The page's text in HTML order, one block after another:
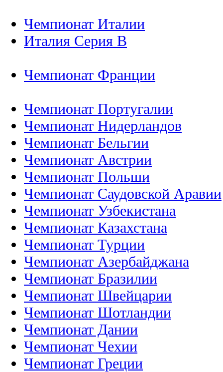
Чемпионат Италии
Италия Серия B
Чемпионат Франции
Чемпионат Португалии
Чемпионат Нидерландов
Чемпионат Бельгии
Чемпионат Австрии
Чемпионат Польши
Чемпионат Саудовской Аравии
Чемпионат Узбекистана
Чемпионат Казахстана
Чемпионат Турции
Чемпионат Азербайджана
Чемпионат Бразилии
Чемпионат Швейцарии
Чемпионат Шотландии
Чемпионат Дании
Чемпионат Чехии
Чемпионат Греции